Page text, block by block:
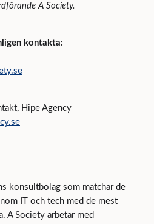
A Society.
kontakta:
Hipe Agency
konsultbolag som matchar de
IT och tech med de mest
A Society arbetar med